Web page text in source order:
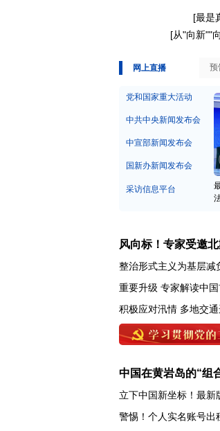
[最是
[从"向新""
网上直播
29日10:00 国务院台湾事务办公室7月29日举行新闻发布
党和国家重大活动
中共中央新闻发布会
中宣部新闻发布会
国新办新闻发布会
采访信息平台
风向标！专家受邀
整治形式主义为基层减
重要升级 专家解读中
积极应对汛情 多地交
中国在黄岩岛的“组
立下中国新坐标！最新
警惕！个人实名账号出